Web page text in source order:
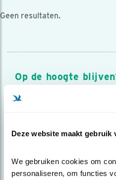
Deze website maakt gebruik
We gebruiken cookies om
personaliseren, om functies
Geen resultaten.
Op de hoogte
Meld je aan en ontvang
over vogels en activiteiten